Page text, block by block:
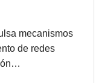
mecanismos
de redes